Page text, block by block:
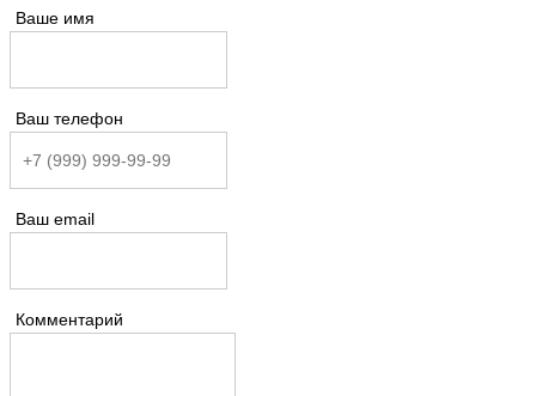
Ваше имя
Ваш телефон
Ваш email
Комментарий